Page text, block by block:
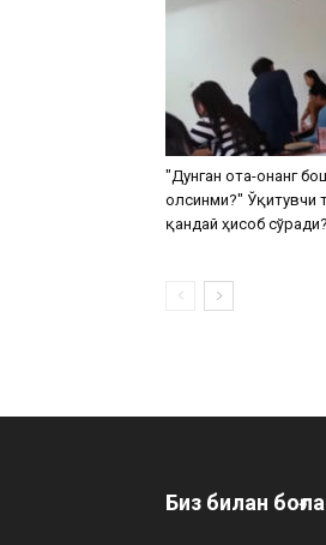
"Дунган ота-онанг
олсинми?" Ўқитувчи
қандай ҳисоб сўради?
Биз билан